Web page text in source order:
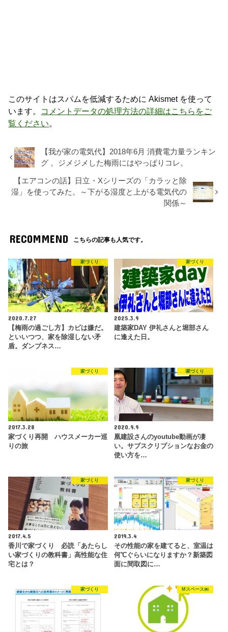
このサイトはスパムを低減するために Akismet を使って
います。 コメントデータの処理方法の詳細はこちらをご
覧ください。
【我が家の電気代】2018年6月 消費電力量ランキン
グ 。ジメジメした梅雨にはやっぱりコレ。
【エアコンの話】日立・Xシリーズの「カラッと除
湿」を使ってみた。～下がる湿度と上がる電気代の
関係～
RECOMMEND こちらの記事も人気です。
家づくり
2020.7.27
【梅雨の過ごし方】カビは嫌だ。
といいつつ、家を除湿しない矛
盾。ダンプネス…
家づくり
2025.3.9
建築家DAY 伊礼さんと堀部さん
に逢えた日。
家づくり
2017.3.28
家づくり再開 ハウスメーカー巡
りの旅
家づくり
2020.9.9
凰建設さんのyoutube動画が凄
い。サブスクリプションなお金の
使い方を…
家づくり
2017.4.5
香川で家づくり 必読「あたらし
い家づくりの教科書」高性能な住
宅とは？
家づくり
2019.3.4
その性能の家を建てると、室温は
何℃ぐらいになりますか？新築図
面に間取図に…
家づくり Mスペース㈱